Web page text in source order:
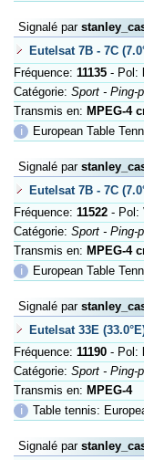
Signalé par
Eutelsat 7B - 7C
Fréquence: 11135 - Pol:
Catégorie: Sport - Ping-
Transmis en: MPEG-4
ℹ
European Table
Signalé par
Eutelsat 7B - 7C
Fréquence: 11522 - Pol:
Catégorie: Sport - Ping-
Transmis en: MPEG-4
ℹ
European Table
Signalé par
Eutelsat 33E
Fréquence: 11190 - Pol:
Catégorie: Sport - Ping-
Transmis en: MPEG-4
ℹ
Table tennis:
Signalé par